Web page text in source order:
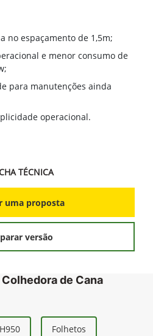
no espaçamento de 1,5m;
e menor consumo de
para manutenções ainda
operacional.
TÉCNICA
uma proposta
versão
de Cana
Folhetos